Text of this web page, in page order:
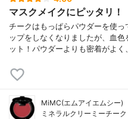
マスクメイクにピッタリ！
チークはもっぱらパウダーを使
ップをしなくなりましたが、血
ット！パウダーよりも密着がよ
MiMC(エムアイエムシー)
ミネラルクリーミーチーク